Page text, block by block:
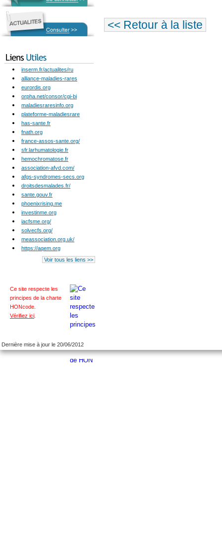
<< Retour à la liste
inserm.fr/actualites/ru
alliance-maladies-rares
eurordis.org
orpha.net/consor/cgi-bi
maladiesraresinfo.org
plateforme-maladiesrare
has-sante.fr
fnath.org
france-assos-sante.org/
sfr.larhumatologie.fr
hemochromatose.fr
association-afvd.com/
afgs-syndromes-secs.org
droitsdesmalades.fr/
sante.gouv.fr
phoenixrising.me
investinme.org
iacfsme.org/
solvecfs.org/
meassociation.org.uk/
https://aqem.org
Voir tous les liens >>
Ce site respecte les
principes de la charte
HONcode
Vérifiez ici
Dernière mise à jour le 20/06/2012